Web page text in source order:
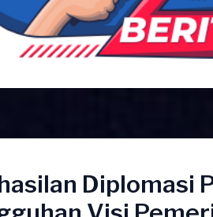
Diplomasi